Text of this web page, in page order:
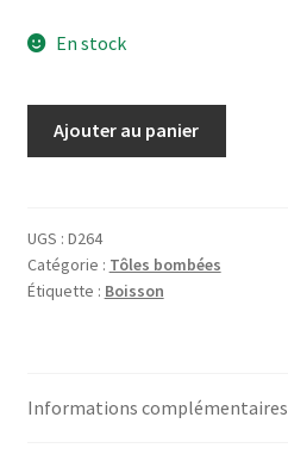
En stock
Dornier
Ajouter au panier
UGS : D264
Catégorie : Tôles bombées
Étiquette : Boisson
Informations complémentaires